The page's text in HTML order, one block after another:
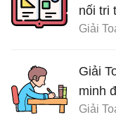
nối tri
Giải
Giải
minh
Giải